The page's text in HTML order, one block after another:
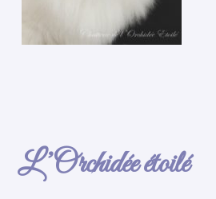
L’Orchidée étoilé